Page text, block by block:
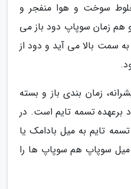
سوخت و هوا منفجر و
هم زمان سوپاپ دود باز می
به سمت بالا می آید و دود از
زمان بندی باز و بسته
تسمه تایم است. در
تایم به میل بادامک یا
سوپاپ هم سوپاپ ها را